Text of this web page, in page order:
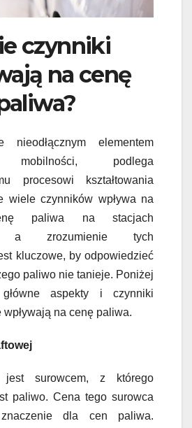
czynniki
na cenę
nieodłącznym elementem
mobilności, podlega
procesowi kształtowania
wiele czynników wpływa na
paliwa na stacjach
a zrozumienie tych
kluczowe, by odpowiedzieć
paliwo nie tanieje. Poniżej
główne aspekty i czynniki
na cenę paliwa.
jest surowcem, z którego
paliwo. Cena tego surowca
dla cen paliwa.